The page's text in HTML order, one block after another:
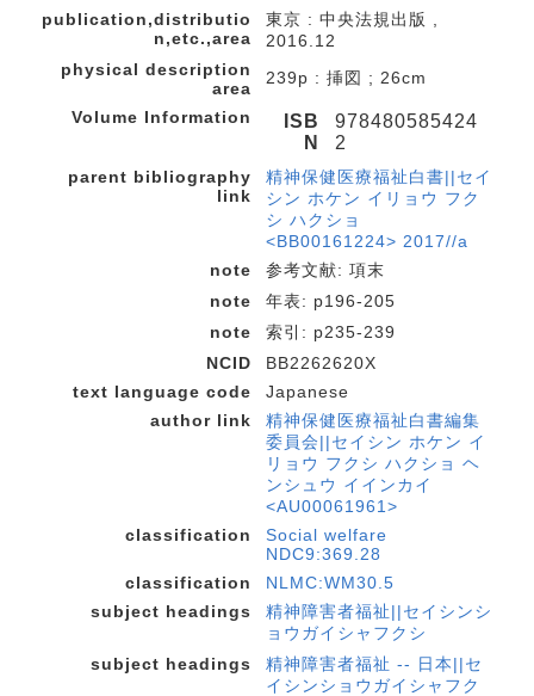
publication,distributio
n,etc.,area
東京 : 中央法規出版 ,
2016.12
physical description
area
239p : 挿図 ; 26cm
Volume Information
ISB
N
978480585424
2
parent bibliography
link
精神保健医療福祉白書||セイ
シン ホケン イリョウ フク
シ ハクショ
<BB00161224> 2017//a
note
参考文献: 項末
note
年表: p196-205
note
索引: p235-239
NCID
BB2262620X
text language code
Japanese
author link
精神保健医療福祉白書編集
委員会||セイシン ホケン イ
リョウ フクシ ハクショ ヘ
ンシュウ イインカイ
<AU00061961>
classification
Social welfare
NDC9:369.28
classification
NLMC:WM30.5
subject headings
精神障害者福祉||セイシンシ
ョウガイシャフクシ
subject headings
精神障害者福祉 -- 日本||セ
イシンショウガイシャフク